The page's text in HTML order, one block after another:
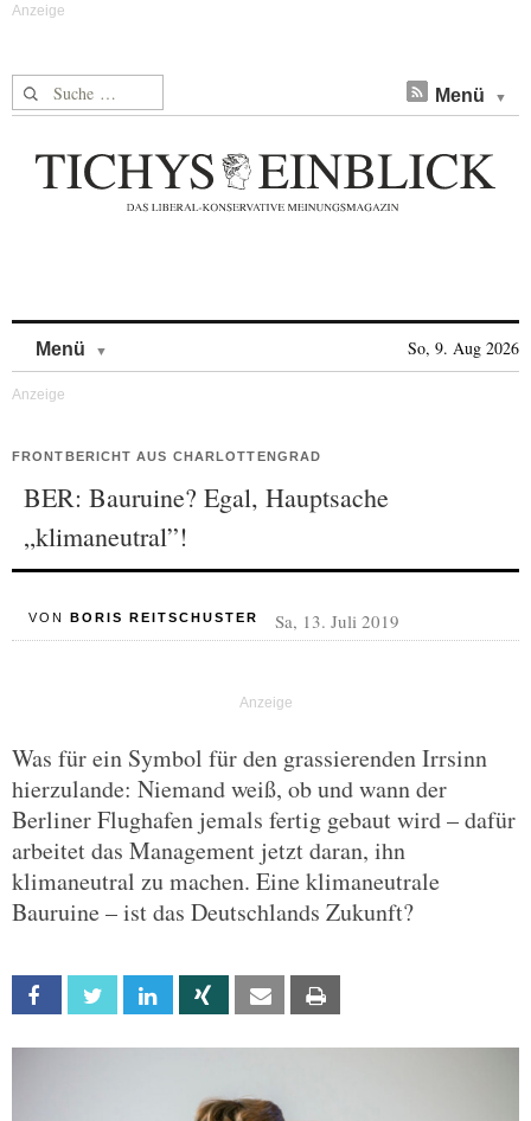
Suche nach: Menü
Menü So, 9. Aug 2026
FRONTBERICHT AUS CHARLOTTENGRAD
BER: Bauruine? Egal, Hauptsache
„klimaneutral”!
VON BORIS REITSCHUSTER Sa, 13. Juli 2019
Was für ein Symbol für den grassierenden Irrsinn
hierzulande: Niemand weiß, ob und wann der
Berliner Flughafen jemals fertig gebaut wird – dafür
arbeitet das Management jetzt daran, ihn
klimaneutral zu machen. Eine klimaneutrale
Bauruine – ist das Deutschlands Zukunft?
Facebook Twitter Linkedin Xing Email